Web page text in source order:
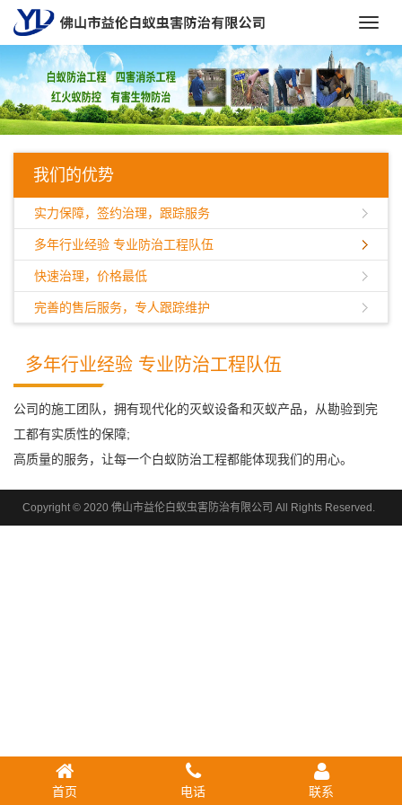
我们的优势
实力保障，签约治理，跟踪服务
多年行业经验 专业防治工程队伍
快速治理，价格最低
完善的售后服务，专人跟踪维护
多年行业经验 专业防治工程队伍
公司的施工团队，拥有现代化的灭蚁设备和灭蚁产品，从勘验到完
工都有实质性的保障;
高质量的服务，让每一个白蚁防治工程都能体现我们的用心。
Copyright © 2020 佛山市益伦白蚁虫害防治有限公司 All Rights Reserved.
首页 电话 联系